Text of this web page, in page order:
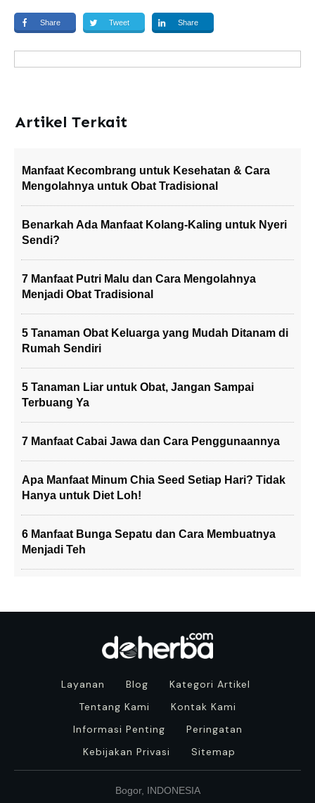
Share Tweet Share
Artikel Terkait
Manfaat Kecombrang untuk Kesehatan & Cara
Mengolahnya untuk Obat Tradisional
Benarkah Ada Manfaat Kolang-Kaling untuk Nyeri
Sendi?
7 Manfaat Putri Malu dan Cara Mengolahnya
Menjadi Obat Tradisional
5 Tanaman Obat Keluarga yang Mudah Ditanam di
Rumah Sendiri
5 Tanaman Liar untuk Obat, Jangan Sampai
Terbuang Ya
7 Manfaat Cabai Jawa dan Cara Penggunaannya
Apa Manfaat Minum Chia Seed Setiap Hari? Tidak
Hanya untuk Diet Loh!
6 Manfaat Bunga Sepatu dan Cara Membuatnya
Menjadi Teh
Layanan Blog
Kategori Artikel
Tentang Kami
Kontak Kami
Informasi Penting
Peringatan
Kebijakan Privasi
Sitemap
Bogor, INDONESIA